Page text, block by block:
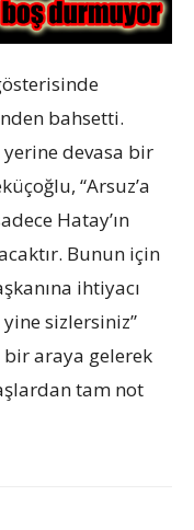
bahsetti.
yerine devasa bir
“Arsuz’a
Hatay’ın
Bunun için
ihtiyacı
sizlersiniz”
araya gelerek
tam not